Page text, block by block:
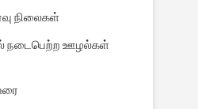
நிலைகள்
நடைபெற்ற ஊழல்கள்